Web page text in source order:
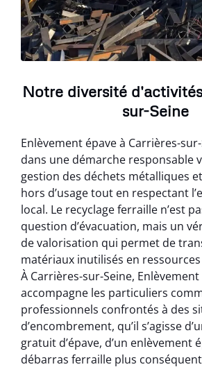
Notre diversité
sur-Seine
Enlèvement épave à Carrières-
dans une démarche responsable
gestion des déchets métalliques
hors d’usage tout en respectant
local. Le recyclage ferraille n’est
question d’évacuation, mais un
de valorisation qui permet de
matériaux inutilisés en
À Carrières-sur-Seine,
accompagne les particuliers
professionnels confrontés à des
d’encombrement, qu’il s’agisse
gratuit d’épave, d’un enlèvement
débarras ferraille plus